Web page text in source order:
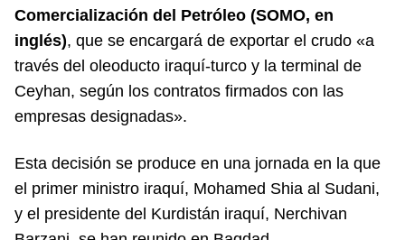
Comercialización del Petróleo (SOMO, en
inglés), que se encargará de exportar el crudo «a
través del oleoducto iraquí-turco y la terminal de
Ceyhan, según los contratos firmados con las
empresas designadas».
Esta decisión se produce en una jornada en la que
el primer ministro iraquí, Mohamed Shia al Sudani,
y el presidente del Kurdistán iraquí, Nerchivan